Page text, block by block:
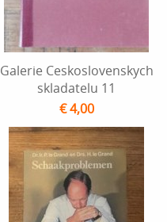
Galerie Ceskoslovenskych
skladatelu 11
€ 4,00